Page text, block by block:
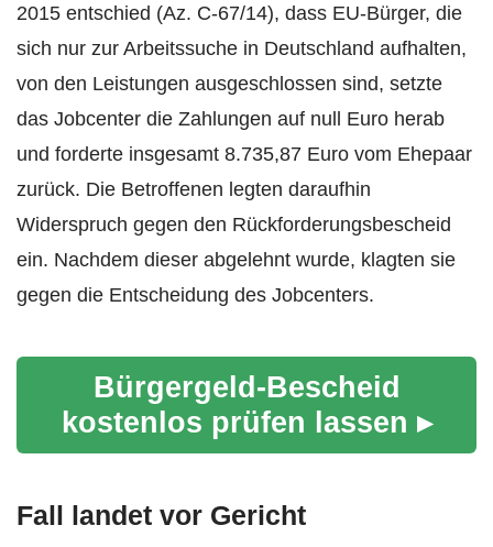
2015 entschied (Az. C-67/14), dass EU-Bürger, die
sich nur zur Arbeitssuche in Deutschland aufhalten,
von den Leistungen ausgeschlossen sind, setzte
das Jobcenter die Zahlungen auf null Euro herab
und forderte insgesamt 8.735,87 Euro vom Ehepaar
zurück. Die Betroffenen legten daraufhin
Widerspruch gegen den Rückforderungsbescheid
ein. Nachdem dieser abgelehnt wurde, klagten sie
gegen die Entscheidung des Jobcenters.
Bürgergeld-Bescheid
kostenlos prüfen lassen ▸
Fall landet vor Gericht